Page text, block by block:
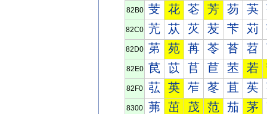
82B0 芰 花 芲 芳 芴 芵
82C0 苀 苁 苂 苃 苄 苅
82D0 苐 苑 苒 苓 苔 苕
82E0 苠 苡 苢 苣 苤 若
82F0 苰 英 苲 苳 苴 苵
8300 茀 茁 茂 范 茄 茅